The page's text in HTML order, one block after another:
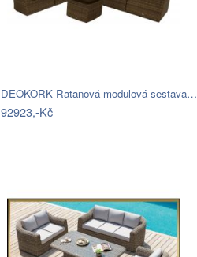
DEOKORK Ratanová modulová sestava…
92923,-Kč